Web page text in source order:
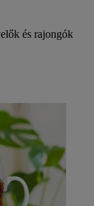
és rajongók